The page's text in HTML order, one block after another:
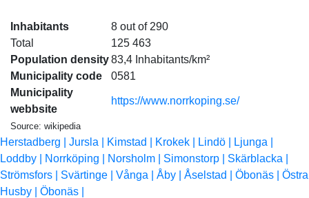
Inhabitants
Total
8 out of 290
125 463
Population density83,4 Inhabitants/km²
Municipality code
0581
Municipality
webbsite
https://www.norrkoping.se/
Source: wikipedia
Herstadberg | Jursla | Kimstad | Krokek | Lindö |
Ljunga |
Loddby |
Norrköping | Norsholm | Simonstorp | Skärblacka |
Strömsfors | Svärtinge | Vånga | Åby | Åselstad | Öbonäs | Östra
Husby | Öbonäs |